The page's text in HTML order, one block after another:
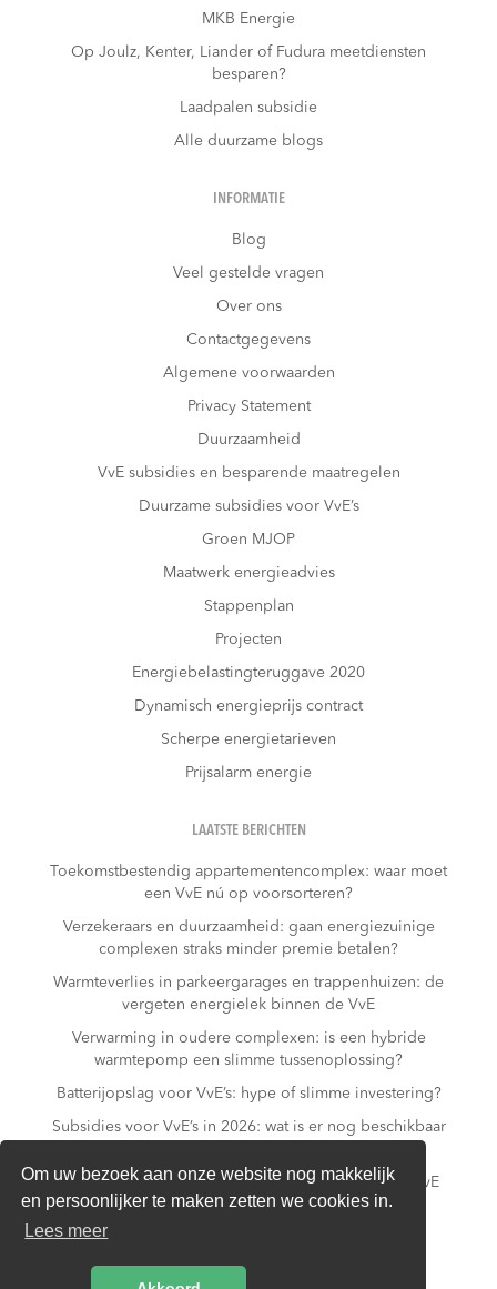
Om uw bezoek aan onze website nog makkelijk
en persoonlijker te maken zetten we cookies in.
Lees meer
MKB Energie
Op Joulz, Kenter, Liander of Fudura meetdiensten
besparen?
Laadpalen subsidie
Alle duurzame blogs
INFORMATIE
Blog
Veel gestelde vragen
Over ons
Contactgegevens
Algemene voorwaarden
Privacy Statement
Duurzaamheid
VvE subsidies en besparende maatregelen
Duurzame subsidies voor VvE’s
Groen MJOP
Maatwerk energieadvies
Stappenplan
Projecten
Energiebelastingteruggave 2020
Dynamisch energieprijs contract
Scherpe energietarieven
Prijsalarm energie
LAATSTE BERICHTEN
Toekomstbestendig appartementencomplex: waar moet
een VvE nú op voorsorteren?
Verzekeraars en duurzaamheid: gaan energiezuinige
complexen straks minder premie betalen?
Warmteverlies in parkeergarages en trappenhuizen: de
vergeten energielek binnen de VvE
Verwarming in oudere complexen: is een hybride
warmtepomp een slimme tussenoplossing?
Batterijopslag voor VvE’s: hype of slimme investering?
Subsidies voor VvE’s in 2026: wat is er nog beschikbaar
Slim laden in parkeergarages: hoe voorkomt een VvE
overbelasting van de installatie?
Van gas naar all-electric: is dat realistisch voor een